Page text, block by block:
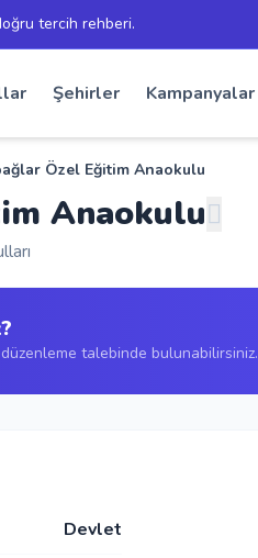
tercih rehberi.
Şehirler Kampanyalar
Özel Eğitim Anaokulu
Anaokulu
talebinde bulunabilirsiniz.
Devlet